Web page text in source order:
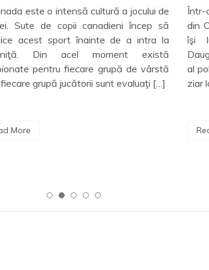
Într-o dimineaţă din 1899, în faţa unui
din Ohio, doi bărbaţi s-au întalnit în timp
îşi lustruiau pantofii. Unul era
Daugherty, avocat şi lobbyist, un
al politicii. Al doilea bărbat era jurnalist la
ziar local, care urma […]